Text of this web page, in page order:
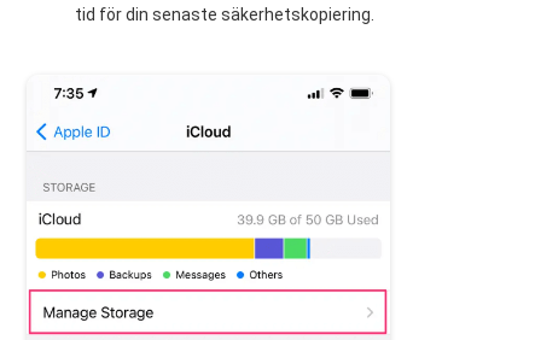
tid för din senaste säkerhetskopiering.